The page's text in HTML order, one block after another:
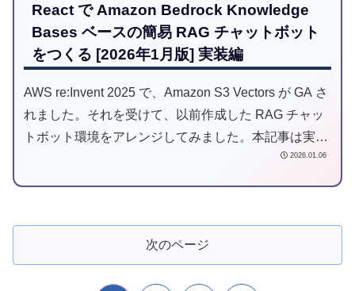
React で Amazon Bedrock Knowledge
Bases ベースの簡易 RAG チャットボット
をつくる [2026年1月版] 実装編
AWS re:Invent 2025 で、Amazon S3 Vectors が GA さ
れました。それを受けて、以前作成した RAG チャッ
トボット環境をアレンジしてみました。本記事は実装
2026.01.06
次のページ